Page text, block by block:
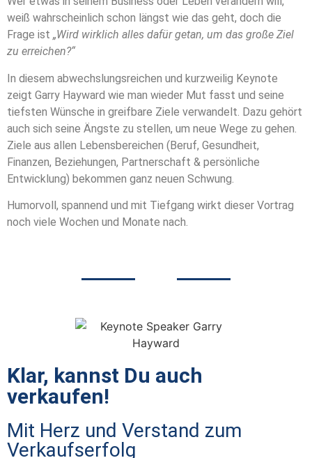
weiß wahrscheinlich schon längst wie das geht, doch die
Frage ist „Wird wirklich alles dafür getan, um das große Ziel
zu erreichen?“
In diesem abwechslungsreichen und kurzweilig Keynote
zeigt Garry Hayward wie man wieder Mut fasst und seine
tiefsten Wünsche in greifbare Ziele verwandelt. Dazu gehört
auch sich seine Ängste zu stellen, um neue Wege zu gehen.
Ziele aus allen Lebensbereichen (Beruf, Gesundheit,
Finanzen, Beziehungen, Partnerschaft & persönliche
Entwicklung) bekommen ganz neuen Schwung.
Humorvoll, spannend und mit Tiefgang wirkt dieser Vortrag
noch viele Wochen und Monate nach.
Klar, kannst Du auch
verkaufen!
Mit Herz und Verstand zum
Verkaufserfolg